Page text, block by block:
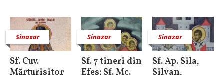
Sinaxar
Sf. Cuv.
Mărturisitor
Sinaxar
Sf. 7 tineri din
Efes; Sf. Mc.
Sinaxar
Sf. Ap. Sila,
Silvan,